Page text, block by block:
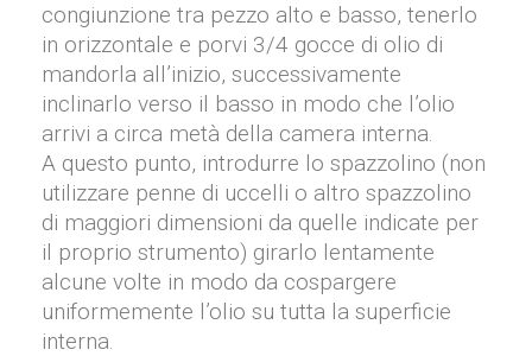
congiunzione tra pezzo alto e basso, tenerlo
in orizzontale e porvi 3/4 gocce di olio di
mandorla all’inizio, successivamente
inclinarlo verso il basso in modo che l’olio
arrivi a circa metà della camera interna.
A questo punto, introdurre lo spazzolino (non
utilizzare penne di uccelli o altro spazzolino
di maggiori dimensioni da quelle indicate per
il proprio strumento) girarlo lentamente
alcune volte in modo da cospargere
uniformemente l’olio su tutta la superficie
interna.